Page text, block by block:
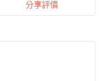
分享評價